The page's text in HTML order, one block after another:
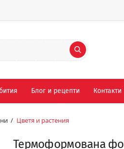
Блог и рецепти Контакти
Цветя и растения
Термоформована